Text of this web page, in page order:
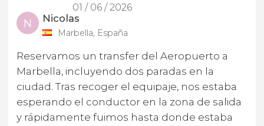
01 / 06 / 2026
N Nicolas
Marbella, España
Reservamos un transfer del Aeropuerto a
Marbella, incluyendo dos paradas en la
ciudad. Tras recoger el equipaje, nos estaba
esperando el conductor en la zona de salida
y rápidamente fuimos hasta donde estaba